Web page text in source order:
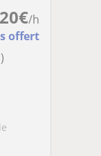
20€/h
offert